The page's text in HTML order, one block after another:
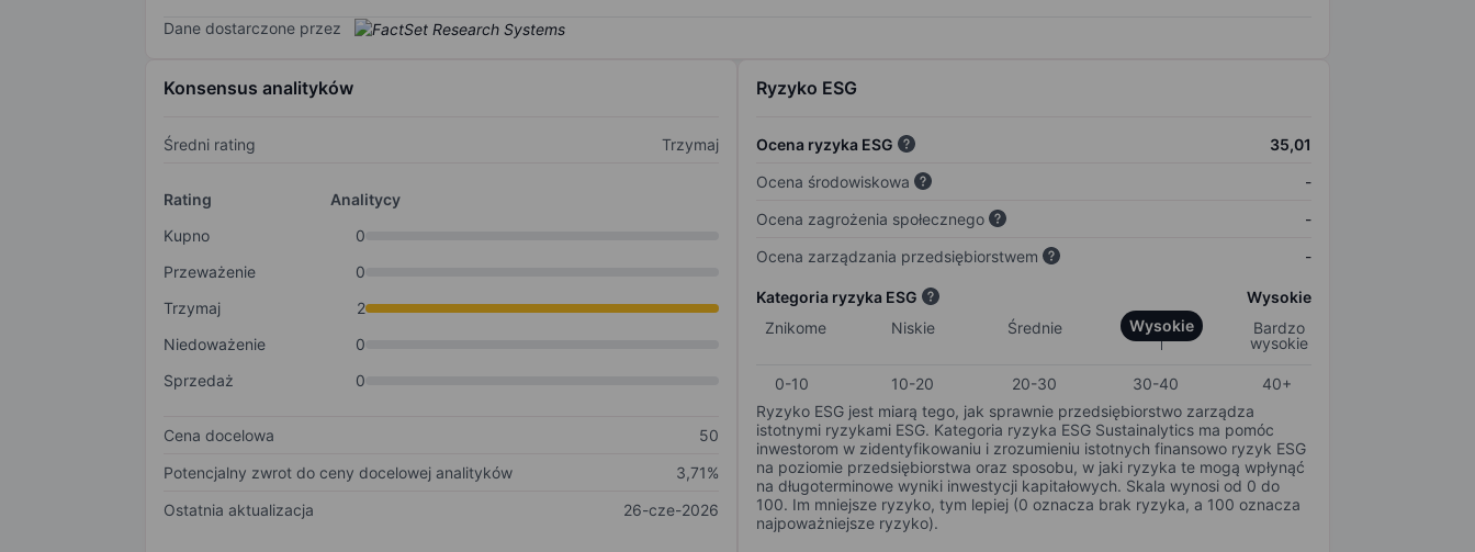
Dane dostarczone przez
Konsensus analityków
Średni rating Trzymaj
Rating
Analitycy
Kupno
0
Przeważenie
0
Trzymaj
2
Niedoważenie
0
Sprzedaż
0
Cena docelowa
50
Potencjalny zwrot do ceny docelowej analityków
3,71%
Ostatnia aktualizacja
26-cze-2026
Ryzyko ESG
Ocena ryzyka ESG
35,01
Ocena środowiskowa
-
Ocena zagrożenia społecznego
-
Ocena zarządzania przedsiębiorstwem
-
Kategoria ryzyka ESG
Wysokie
Znikome
Niskie Średnie Wysokie
Bardzo
wysokie
0-10 10-20 20-30 30-40
40+
Ryzyko ESG jest miarą tego, jak sprawnie przedsiębiorstwo zarządza
istotnymi ryzykami ESG. Kategoria ryzyka ESG Sustainalytics ma pomóc
inwestorom w zidentyfikowaniu i zrozumieniu istotnych finansowo ryzyk ESG
na poziomie przedsiębiorstwa oraz sposobu, w jaki ryzyka te mogą wpłynąć
na długoterminowe wyniki inwestycji kapitałowych. Skala wynosi od 0 do
100. Im mniejsze ryzyko, tym lepiej (0 oznacza brak ryzyka, a 100 oznacza
najpoważniejsze ryzyko).